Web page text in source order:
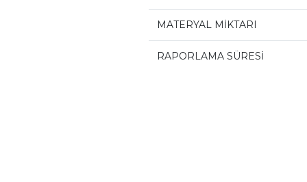
MATERYAL MİKTARI
RAPORLAMA SÜRESİ